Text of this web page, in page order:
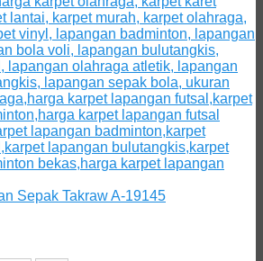
Sepak Takraw A-19145